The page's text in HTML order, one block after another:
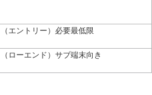
（エントリー）必要最低限
（ローエンド）サブ端末向き